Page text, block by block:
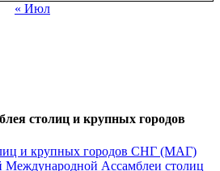
« Июл
столиц и крупных городов
и крупных городов СНГ (МАГ)
Международной Ассамблеи столиц